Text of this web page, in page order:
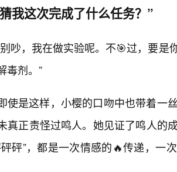
我这次完成了什么任务？”
吵，我在做实验呢。不🎯过，要是
毒剂。”
使是这样，小樱的口吻中也带着一
真正责怪过鸣人。她见证了鸣人的
砰”，都是一次情感的🔥传递，一